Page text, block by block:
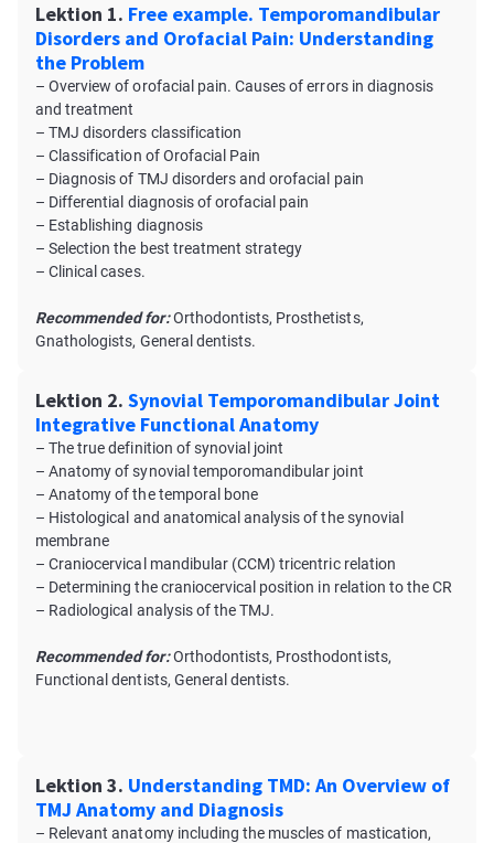
Lektion 1. Free example. Temporomandibular
Disorders and Orofacial Pain: Understanding
the Problem
– Overview of orofacial pain. Causes of errors in diagnosis
and treatment
– TMJ disorders сlassification
– Classification of Orofacial Pain
– Diagnosis of TMJ disorders and orofacial pain
– Differential diagnosis of orofacial pain
– Establishing diagnosis
– Selection the best treatment strategy
– Clinical cases.
Recommended for:Orthodontists, Prosthetists,
Gnathologists, General dentists.
Lektion 2. Synovial Temporomandibular Joint
Integrative Functional Anatomy
– The true definition of synovial joint
– Anatomy of synovial temporomandibular joint
– Anatomy of the temporal bone
– Histological and anatomical analysis of the synovial
membrane
– Craniocervical mandibular (CCM) tricentric relation
– Determining the craniocervical position in relation to the CR
– Radiological analysis of the TMJ.
Recommended for:Orthodontists, Prosthodontists,
Functional dentists, General dentists.
Lektion 3. Understanding TMD: An Overview of
TMJ Anatomy and Diagnosis
– Relevant anatomy including the muscles of mastication,